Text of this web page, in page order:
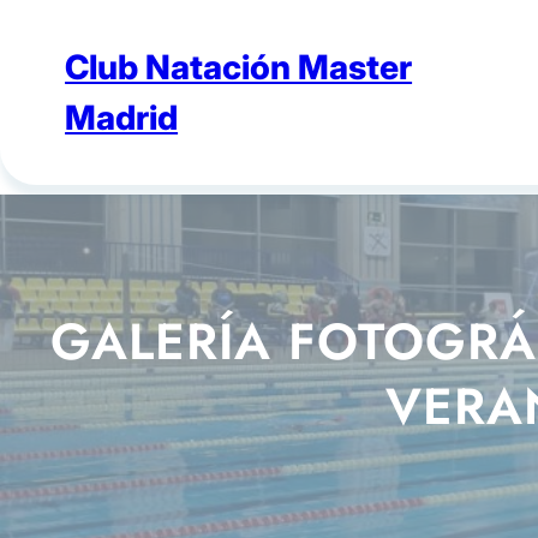
contenidoClub Natación Master
Madrid
GALERÍA